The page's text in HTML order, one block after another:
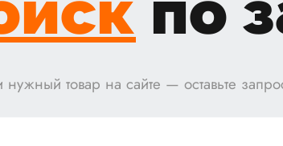
товар на сайте — оставьте